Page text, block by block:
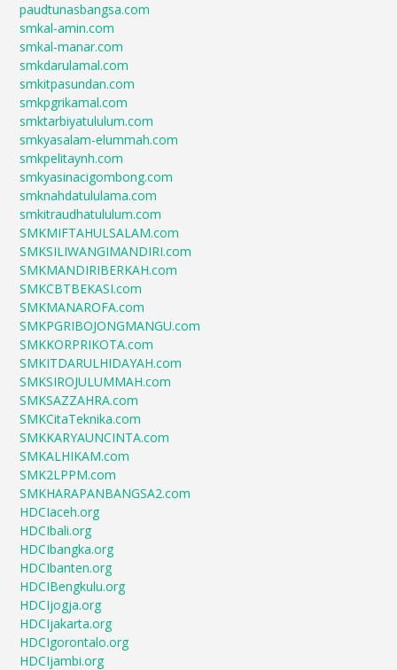
paudtunasbangsa.com
smkal-amin.com
smkal-manar.com
smkdarulamal.com
smkitpasundan.com
smkpgrikamal.com
smktarbiyatululum.com
smkyasalam-elummah.com
smkpelitaynh.com
smkyasinacigombong.com
smknahdatululama.com
smkitraudhatululum.com
SMKMIFTAHULSALAM.com
SMKSILIWANGIMANDIRI.com
SMKMANDIRIBERKAH.com
SMKCBTBEKASI.com
SMKMANAROFA.com
SMKPGRIBOJONGMANGU.com
SMKKORPRIKOTA.com
SMKITDARULHIDAYAH.com
SMKSIROJULUMMAH.com
SMKSAZZAHRA.com
SMKCitaTeknika.com
SMKKARYAUNCINTA.com
SMKALHIKAM.com
SMK2LPPM.com
SMKHARAPANBANGSA2.com
HDCIaceh.org
HDCIbali.org
HDCIbangka.org
HDCIbanten.org
HDCIBengkulu.org
HDCIjogja.org
HDCIjakarta.org
HDCIgorontalo.org
HDCIjambi.org